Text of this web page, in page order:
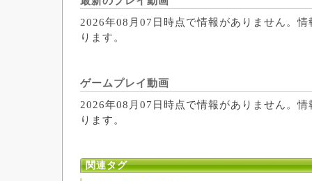
2026年08月07日時点で情報がありません。
ります。
ゲームプレイ動画
2026年08月07日時点で情報がありません。
ります。
関連タグ